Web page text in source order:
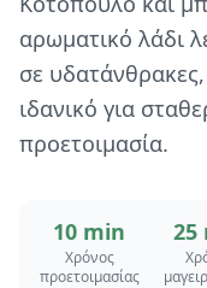
αρωματικό λάδι
σε
ιδανικό για
προετοιμασία.
10 min
Χρόνος
προετοιμασίας
25